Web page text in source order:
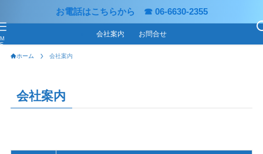
お電話はこちらから ☎ 06-6630-2355
M
E
会社案内 お問合せ
ホーム 会社案内
会社案内